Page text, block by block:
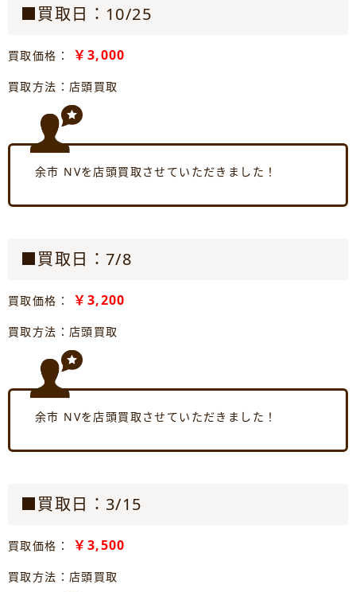
■買取日：10/25
買取価格： ￥3,000
買取方法：店頭買取
余市 NVを店頭買取させていただきました！
■買取日：7/8
買取価格： ￥3,200
買取方法：店頭買取
余市 NVを店頭買取させていただきました！
■買取日：3/15
買取価格： ￥3,500
買取方法：店頭買取